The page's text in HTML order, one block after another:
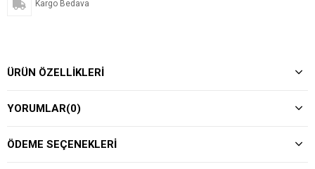
Kargo Bedava
ÜRÜN ÖZELLIKLERI
YORUMLAR(0)
ÖDEME SEÇENEKLERI